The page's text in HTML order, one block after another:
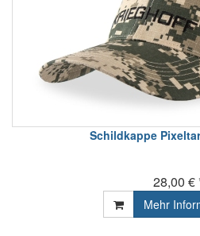
Schildkappe
28,00 €
Mehr